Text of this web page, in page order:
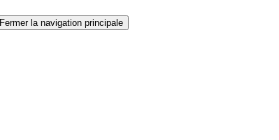
Fermer la navigation principale